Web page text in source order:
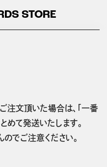
STORE
注文頂いた場合は、「一番
めて発送いたします。
でご注意ください。